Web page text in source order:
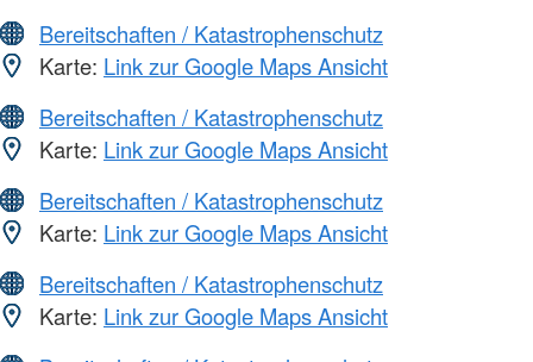
Bereitschaften / Katastrophenschutz
Karte: Link zur Google Maps Ansicht
Bereitschaften / Katastrophenschutz
Karte: Link zur Google Maps Ansicht
Bereitschaften / Katastrophenschutz
Karte: Link zur Google Maps Ansicht
Bereitschaften / Katastrophenschutz
Karte: Link zur Google Maps Ansicht